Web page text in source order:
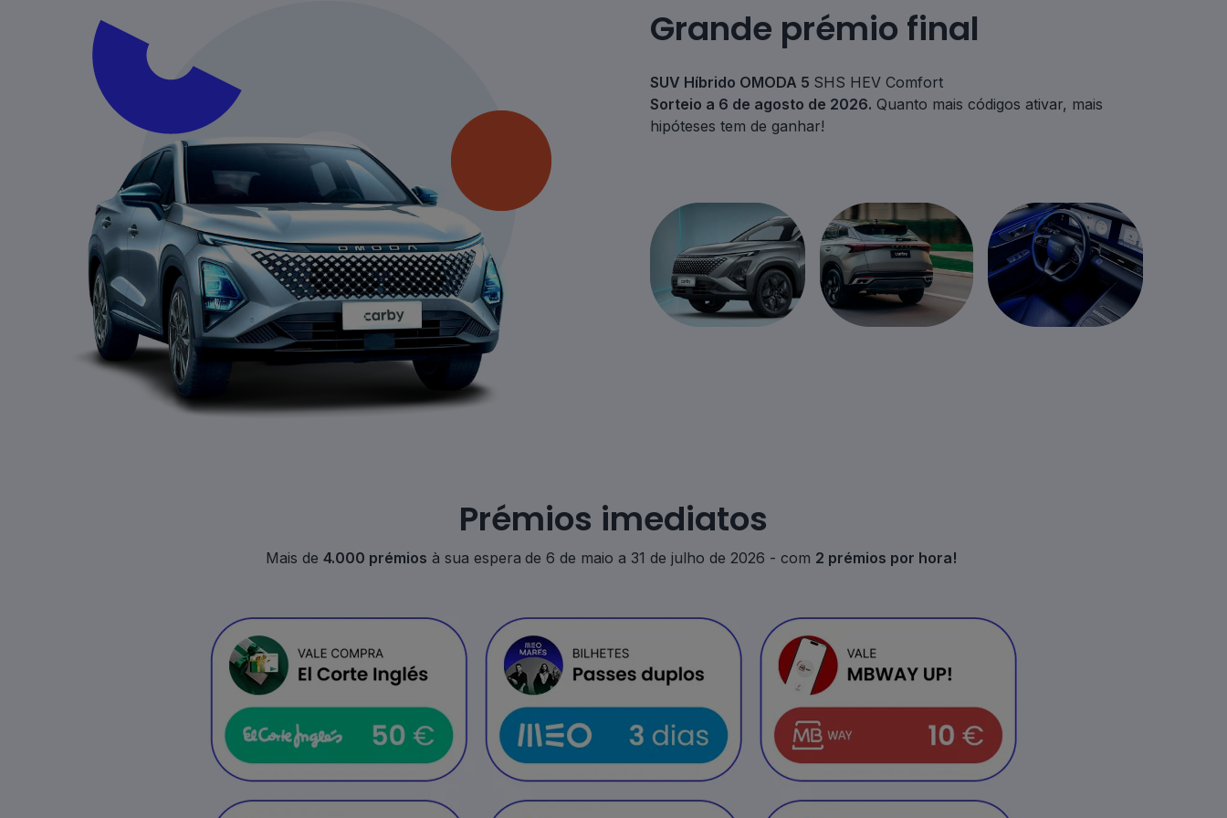
Grande prémio final
SUV Híbrido OMODA 5 SHS HEV Comfort
Sorteio a 6 de agosto de 2026. Quanto mais códigos ativar, mais
hipóteses tem de ganhar!
Prémios imediatos
Mais de 4.000 prémios à sua espera de 6 de maio a 31 de julho de 2026 - com 2 prémios por hora!